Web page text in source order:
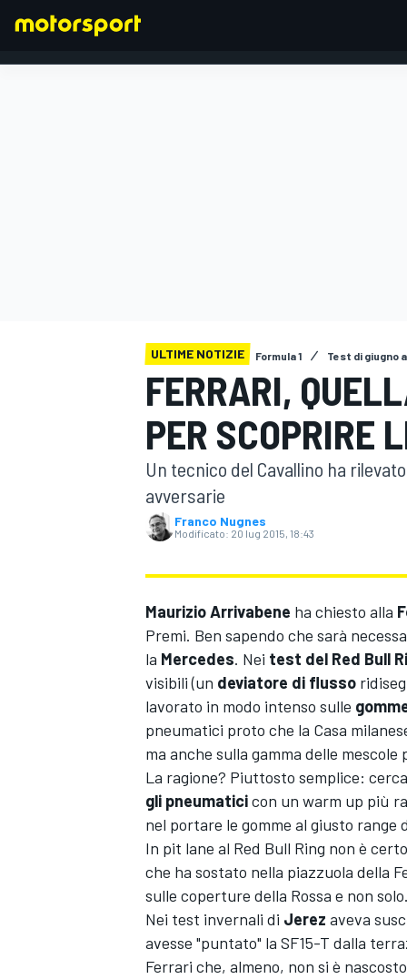
MOTOGP WEC
WRC
ULTIME NOTIZIE Formula 1 Test di giugno
FERRARI,
PER SCOPRIRE
Un tecnico del Cavallino ha
avversarie
Franco Nugnes
Modificato: 20 lug 2015, 18:43
Maurizio Arrivabene ha chiesto alla
Premi. Ben sapendo che sarà
la Mercedes. Nei test del Red Bull
visibili (un deviatore di flusso
lavorato in modo intenso sulle
pneumatici proto che la Casa
ma anche sulla gamma delle
La ragione? Piuttosto semplice:
gli pneumaticicon un warm up più
nel portare le gomme al giusto range
In pit lane al Red Bull Ring non è
che ha sostato nella piazzuola della
sulle coperture della Rossa e non solo.
Nei test invernali di Jerez aveva
avesse "puntato" la SF15-T dalla
Ferrari che, almeno, non si è